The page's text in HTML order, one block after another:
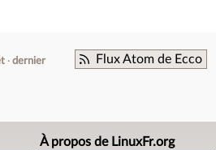
Flux Atom de Ecco
dernier
À propos de LinuxFr.org